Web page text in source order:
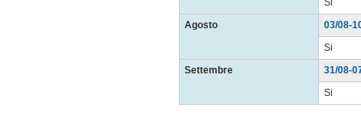
Si
Agosto
03/08-
Si
Settembre
31/08-
Si